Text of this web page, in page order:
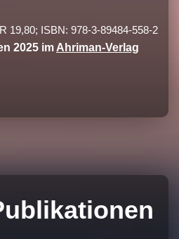
19,80; ISBN: 978-3-89484-558-2
2025 im Ahriman-Verlag